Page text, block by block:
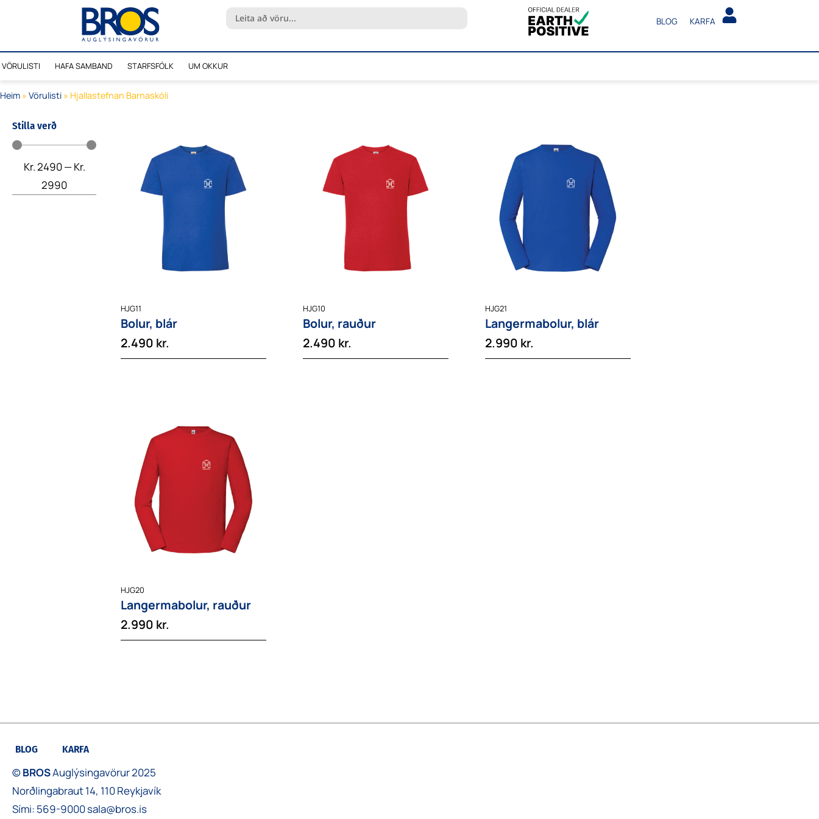
Search
BLOG KARFA
VÖRULISTI HAFA SAMBAND STARFSFÓLK UM OKKUR
Heim » Vörulisti » Hjallastefnan Barnaskóli
Stilla verð
Kr.2490—Kr.
2990
HJG11
Bolur, blár
2.490 kr.
HJG10
Bolur, rauður
2.490 kr.
HJG21
Langermabolur, blár
2.990 kr.
HJG20
Langermabolur, rauður
2.990 kr.
BLOG KARFA
©BROSAuglýsingavörur 2025
Norðlingabraut 14, 110 Reykjavík
Sími: 569-9000sala@bros.is